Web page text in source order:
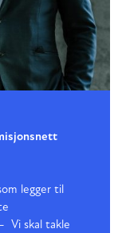
legger til
Vi skal takle